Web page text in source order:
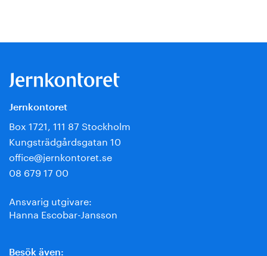
Jernkontoret
Box 1721, 111 87 Stockholm
Kungsträdgårdsgatan 10
office@jernkontoret.se
08 679 17 00
Ansvarig utgivare:
Hanna Escobar-Jansson
Besök även: